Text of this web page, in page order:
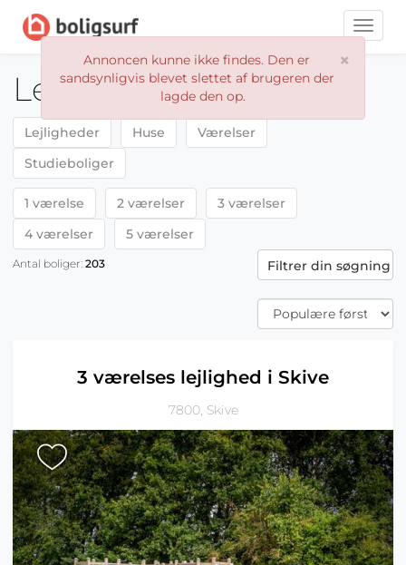
Toggle
×
Annoncen kunne ikke findes. Den er
sandsynligvis blevet slettet af brugeren der
lagde den op.
Lejeboliger Skive
Lejligheder Huse
Værelser
Studieboliger
1 værelse 2 værelser
3 værelser
4 værelser
5 værelser
Antal boliger: 203 Filtrer din søgning
3 værelses lejlighed i Skive
7800, Skive